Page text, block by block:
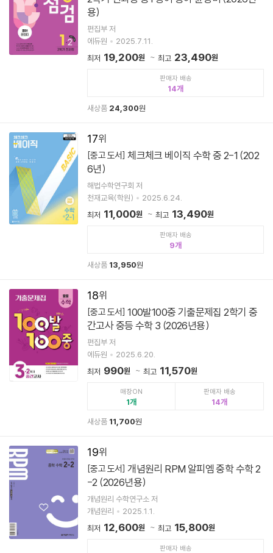
용)
편집부 저
에듀원
2025.7.11.
최저 19,200원 최고 23,490원
판매자 배송
14
새상품 24,300원
17
[중고 도서]
6년)
해법수학연구회 저
천재교육(학원)
2025.6.24.
최저 11,000원 최고 13,490원
판매자 배송
9
새상품 13,950원
18
[중고 도서] 100발100중 기출문제집 2학기 중
간고사 중등 수학 3 (2026년용)
편집부 저
에듀원
2025.6.20.
최저 990원 최고 11,570원
매장ON
1
판매자 배송
14
새상품 11,700원
19
[중고 도서]
-2 (2026년용)
개념원리 수학연구소 저
개념원리
2025.1.1.
최저 12,600원 최고 15,800원
판매자 배송